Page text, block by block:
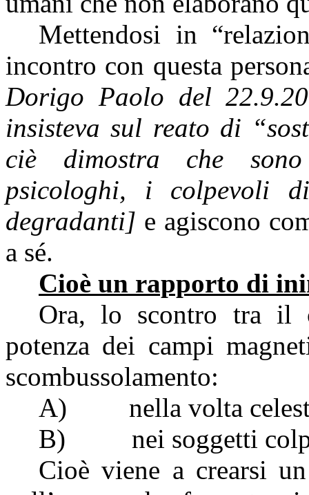
Mettendosi in
incontro con questa
Dorigo Paolo del
insisteva sul reato di
ciè dimostra che
psicologhi, i colpevoli
degradanti] e agiscono
a sé.
Cioè un rapporto di
Ora, lo scontro tra il
potenza dei campi
scombussolamento:
A)
nella volta
B)
nei soggetti
Cioè viene a crearsi